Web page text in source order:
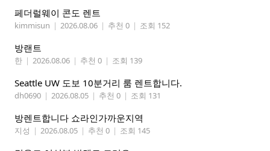
페더럴웨이 콘도 렌트
kimmisun | 2026.08.06 | 추천 0 | 조회 152
방랜트
한 | 2026.08.06 | 추천 0 | 조회 139
Seattle UW 도보 10분거리 룸 렌트합니다.
dh0690 | 2026.08.05 | 추천 0 | 조회 131
방렌트합니다 쇼라인가까운지역
지성 | 2026.08.05 | 추천 0 | 조회 145